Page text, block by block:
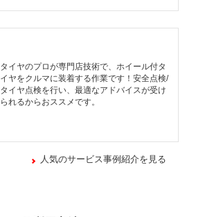
タイヤのプロが専門店技術で、ホイール付タ
イヤをクルマに装着する作業です！安全点検/
タイヤ点検を行い、最適なアドバイスが受け
られるからおススメです。
人気のサービス事例紹介を見る